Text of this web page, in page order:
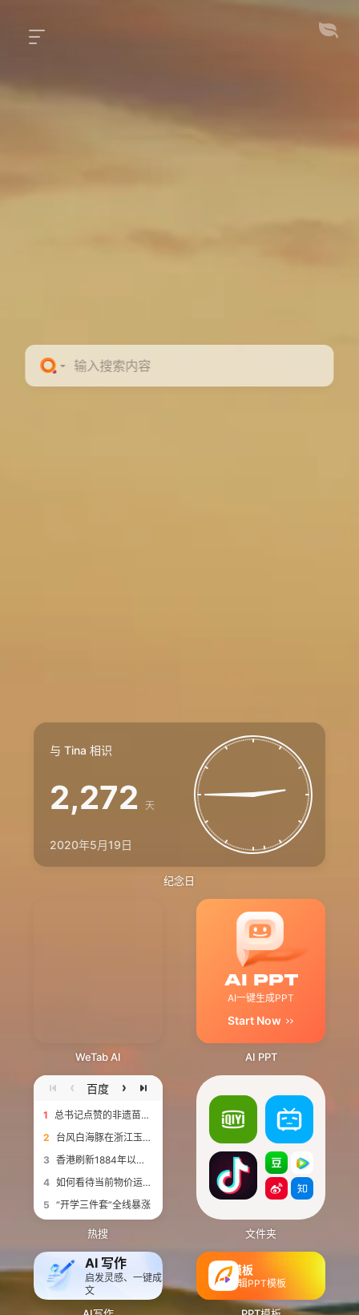
与 Tina 相识
2,272 天
2020年5月19日
纪念日
WeTab AI
AI一键生成PPT
Start Now
AI PPT
百度
1
总书记点赞的非遗苗绣焕发新生机
2
台风白海豚在浙江玉环沿海登陆
3
香港刷新1884年以来最高气温纪录
4
如何看待当前物价运行态势
5 “开学三件套”全线暴涨
热搜 文件夹
AI 写作
启发灵感、一键成
文
PPT模板
在线编辑PPT模板